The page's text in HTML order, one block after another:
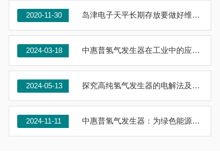
2020-11-30 岛津电子天平长期存放要做好维护与保养工作
2024-03-18 中惠普氢气发生器在工业中的应用：一个全面的指南
2024-05-13 探究高纯氢气发生器的电解法及其应用
2024-11-11 中惠普氢气发生器：为绿色能源发展提供新动力